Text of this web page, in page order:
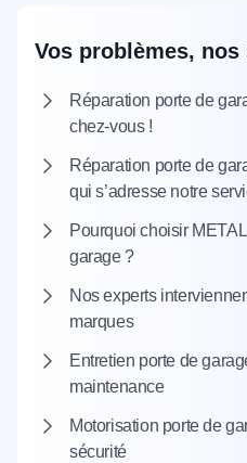
Vos problèmes,
Réparation porte de
chez-vous !
Réparation porte de
qui s’adresse notre
Pourquoi choisir
garage ?
Nos experts
marques
Entretien porte de
maintenance
Motorisation porte de
sécurité